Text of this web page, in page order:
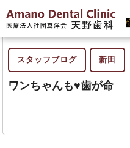
2015/05/27
スタッフブログ 新田
ワンちゃんも♥歯が命